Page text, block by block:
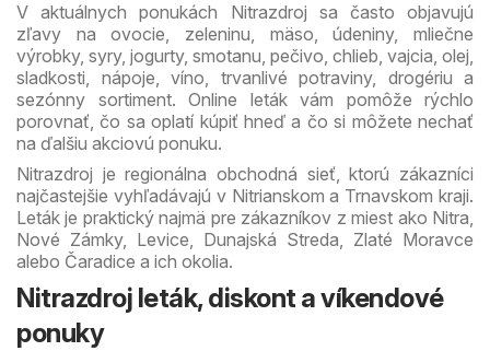
V aktuálnych ponukách Nitrazdroj sa často objavujú
zľavy na ovocie, zeleninu, mäso, údeniny, mliečne
výrobky, syry, jogurty, smotanu, pečivo, chlieb, vajcia, olej,
sladkosti, nápoje, víno, trvanlivé potraviny, drogériu a
sezónny sortiment. Online leták vám pomôže rýchlo
porovnať, čo sa oplatí kúpiť hneď a čo si môžete nechať
na ďalšiu akciovú ponuku.
Nitrazdroj je regionálna obchodná sieť, ktorú zákazníci
najčastejšie vyhľadávajú v Nitrianskom a Trnavskom kraji.
Leták je praktický najmä pre zákazníkov z miest ako Nitra,
Nové Zámky, Levice, Dunajská Streda, Zlaté Moravce
alebo Čaradice a ich okolia.
Nitrazdroj leták, diskont a víkendové
ponuky